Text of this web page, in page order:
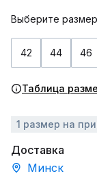
Выберите размер
42 44 46
Таблица
1 размер на
Доставка
Минск